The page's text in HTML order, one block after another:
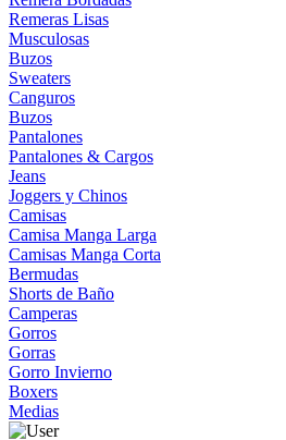
Remeras Lisas
Musculosas
Buzos
Sweaters
Canguros
Buzos
Pantalones
Pantalones & Cargos
Jeans
Joggers y Chinos
Camisas
Camisa Manga Larga
Camisas Manga Corta
Bermudas
Shorts de Baño
Camperas
Gorros
Gorras
Gorro Invierno
Boxers
Medias